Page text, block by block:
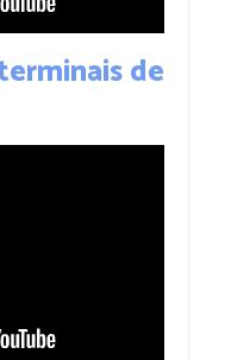
de